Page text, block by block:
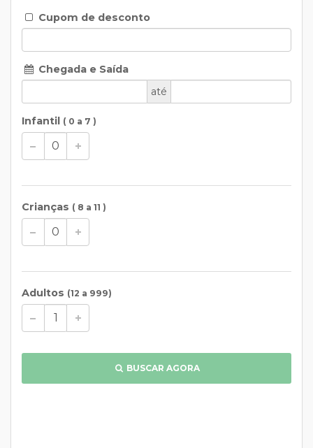
Cupom de desconto
Chegada e Saída
até
Infantil ( 0 a 7 )
Crianças ( 8 a 11 )
Adultos (12 a 999)
BUSCAR AGORA